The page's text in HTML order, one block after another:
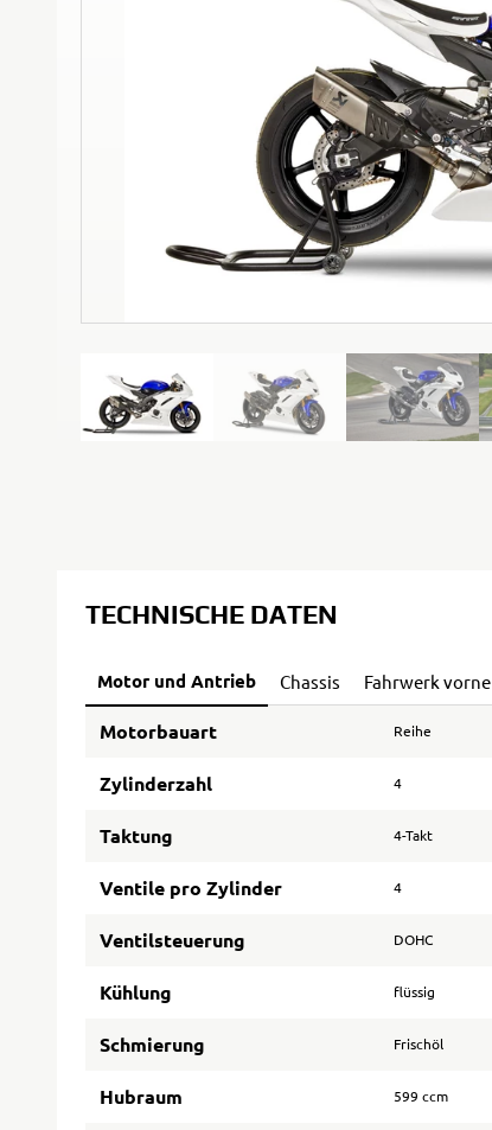
TECHNISCHE DATEN
Motor und Antrieb Chassis Fahrwerk vorne
Motorbauart Reihe
Zylinderzahl 4
Taktung 4-Takt
Ventile pro Zylinder 4
Ventilsteuerung DOHC
Kühlung flüssig
Schmierung Frischöl
Hubraum 599 ccm